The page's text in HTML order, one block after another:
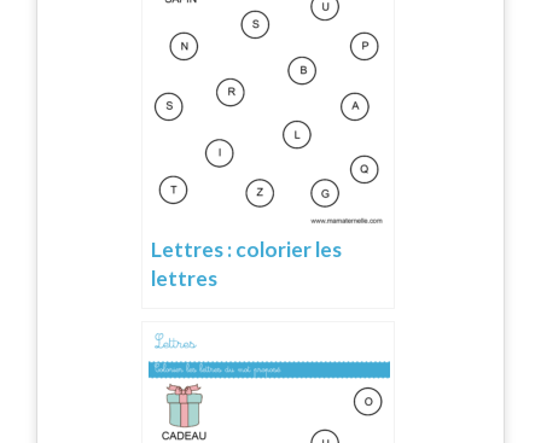
Lettres : colorier les
lettres